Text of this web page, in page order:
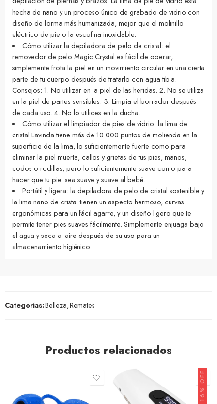
hecha de nano y un proceso único de grabado de vidrio con
diseño de forma más humanizada, mejor que el molinillo
eléctrico de pie o la escofina inoxidable.
Cómo utilizar la depiladora de pelo de cristal: el
removedor de pelo Magic Crystal es fácil de operar,
simplemente frota la piel en un movimiento circular en una cierta
parte de tu cuerpo después de tratarlo con agua tibia.
Consejos: 1. No utilizar en la piel de las heridas. 2. No se utiliza
en la piel de partes sensibles. 3. Limpia el borrador después
de cada uso. 4. No lo utilices en la ducha.
Cómo utilizar el limpiador de pies de vidrio: la lima de
cristal Lavinda tiene más de 10.000 puntos de molienda en la
superficie de la lima, lo suficientemente fuerte como para
eliminar la piel muerta, callos y grietas de tus pies, manos,
codos o rodillas, pero lo suficientemente suave como para
hacer que tu piel sea suave y suave al bebé.
Portátil y ligera: la depiladora de pelo de cristal sostenible y
la lima nano de cristal tienen un aspecto hermoso, curvas
ergonómicas para un fácil agarre, y un diseño ligero que te
permite tener pies suaves fácilmente. Simplemente enjuaga bajo
el agua y seca al aire después de su uso para un
almacenamiento higiénico.
Categorías:Belleza,Remates
Productos relacionados
16% OFF